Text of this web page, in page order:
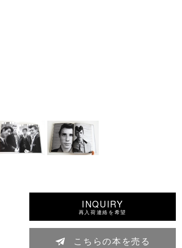
INQUIRY
再入荷連絡を希望
こちらの本を売る